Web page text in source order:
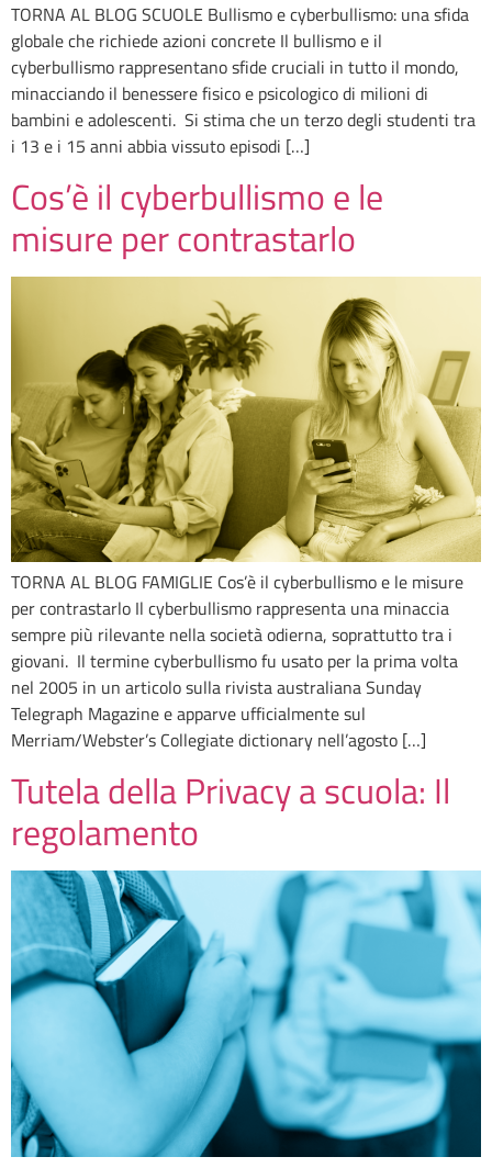
TORNA AL BLOG SCUOLE Bullismo e cyberbullismo: una sfida
globale che richiede azioni concrete Il bullismo e il
cyberbullismo rappresentano sfide cruciali in tutto il mondo,
minacciando il benessere fisico e psicologico di milioni di
bambini e adolescenti. Si stima che un terzo degli studenti tra
i 13 e i 15 anni abbia vissuto episodi […]
Cos’è il cyberbullismo e le
misure per contrastarlo
TORNA AL BLOG FAMIGLIE Cos’è il cyberbullismo e le misure
per contrastarlo Il cyberbullismo rappresenta una minaccia
sempre più rilevante nella società odierna, soprattutto tra i
giovani. Il termine cyberbullismo fu usato per la prima volta
nel 2005 in un articolo sulla rivista australiana Sunday
Telegraph Magazine e apparve ufficialmente sul
Merriam/Webster’s Collegiate dictionary nell’agosto […]
Tutela della Privacy a scuola: Il
regolamento